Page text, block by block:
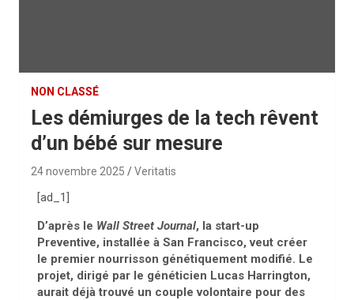
NON CLASSÉ
Les démiurges de la tech rêvent
d’un bébé sur mesure
24 novembre 2025 Veritatis
[ad_1]
D’après le Wall Street Journal, la start-up
Preventive, installée à San Francisco, veut créer
le premier nourrisson génétiquement modifié. Le
projet, dirigé par le généticien Lucas Harrington,
aurait déjà trouvé un couple volontaire pour des